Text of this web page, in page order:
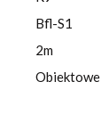
Bfl-S1
2m
Obiektowe